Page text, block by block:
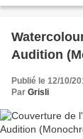
Audition
Publié le 12/10/
Par Grisli